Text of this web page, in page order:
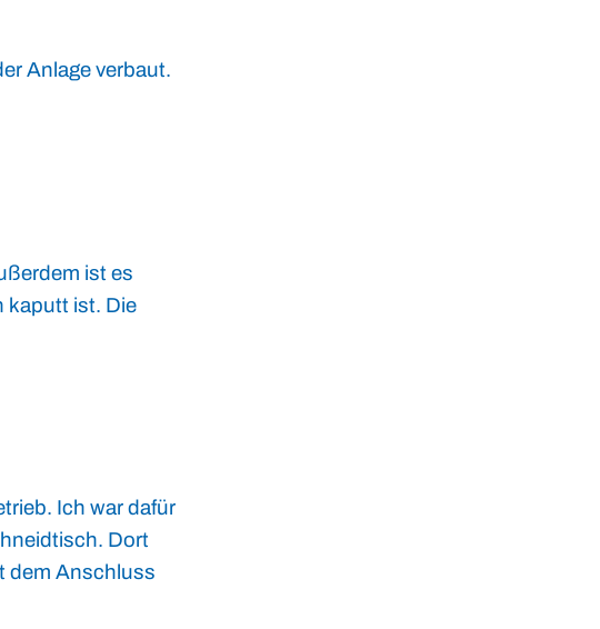
Anlage verbaut.
ist es
kaputt ist. Die
Ich war dafür
Dort
dem Anschluss